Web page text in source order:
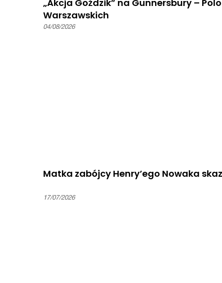
„Akcja Goździk” na Gunnersbury –
Warszawskich
04/08/2026
Matka zabójcy Henry’ego Nowaka
17/07/2026